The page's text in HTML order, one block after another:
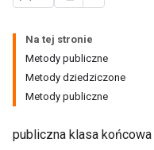
Na tej stronie
Metody publiczne
Metody dziedziczone
Metody publiczne
publiczna klasa końcowa